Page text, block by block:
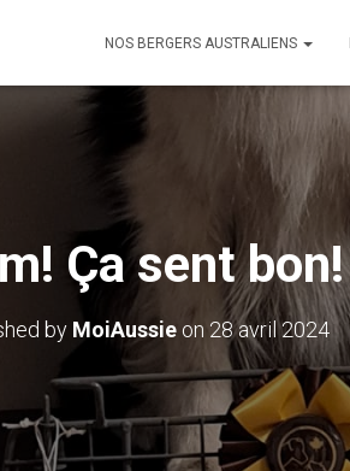
NOS BERGERS AUSTRALIENS
Ça sent bon!
by MoiAussie on 28 avril 2024